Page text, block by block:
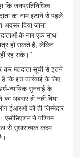
कि जनप्रतिनिधित्व
का नाम हटाने से पहले
अवसर दिया जाना
के नाम एक साथ
हो सकते हैं, लेकिन
रह सके।’’
कर मतदाता सूची से इतने
कि इस कार्रवाई के लिए
न्यायिक सुनवाई के
का अवसर ही नहीं दिया
ईआरओ को ही जिम्मेदार
एसोसिएशन ने पश्चिम
से सुधारात्मक कदम